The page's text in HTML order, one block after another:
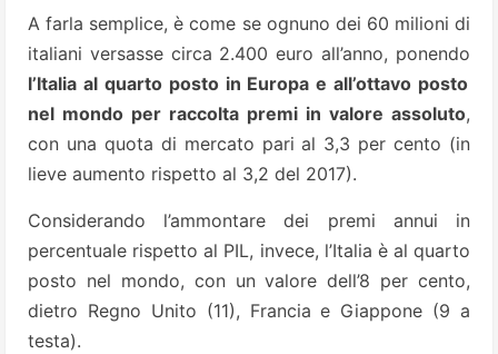
A farla semplice, è come se ognuno dei 60 milioni di
italiani versasse circa 2.400 euro all’anno, ponendo
l’Italia al quarto posto in Europa e all’ottavo posto
nel mondo per raccolta premi in valore assoluto,
con una quota di mercato pari al 3,3 per cento (in
lieve aumento rispetto al 3,2 del 2017).
Considerando l’ammontare dei premi annui in
percentuale rispetto al PIL, invece, l’Italia è al quarto
posto nel mondo, con un valore dell’8 per cento,
dietro Regno Unito (11), Francia e Giappone (9 a
testa).